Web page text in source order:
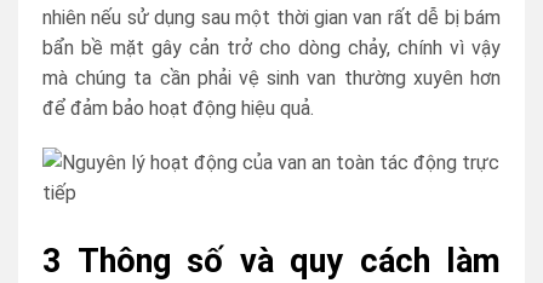
nhiên nếu sử dụng sau một thời gian van rất dễ bị bám
bẩn bề mặt gây cản trở cho dòng chảy, chính vì vậy
mà chúng ta cần phải vệ sinh van thường xuyên hơn
để đảm bảo hoạt động hiệu quả.
3 Thông số và quy cách làm